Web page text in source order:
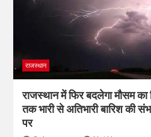
राजस्थान
राजस्थान में फिर बदलेगा मौसम
तक भारी से अतिभारी बारिश की
पर